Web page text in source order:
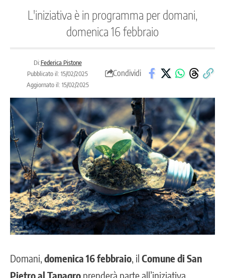
L'iniziativa è in programma per domani,
domenica 16 febbraio
Di:Federica Pistone
Pubblicato il: 15/02/2025
Aggiornato il: 15/02/2025
Condividi
Domani, domenica 16 febbraio , il Comune di San
Pietro al Tanagro prenderà parte all’iniziativa